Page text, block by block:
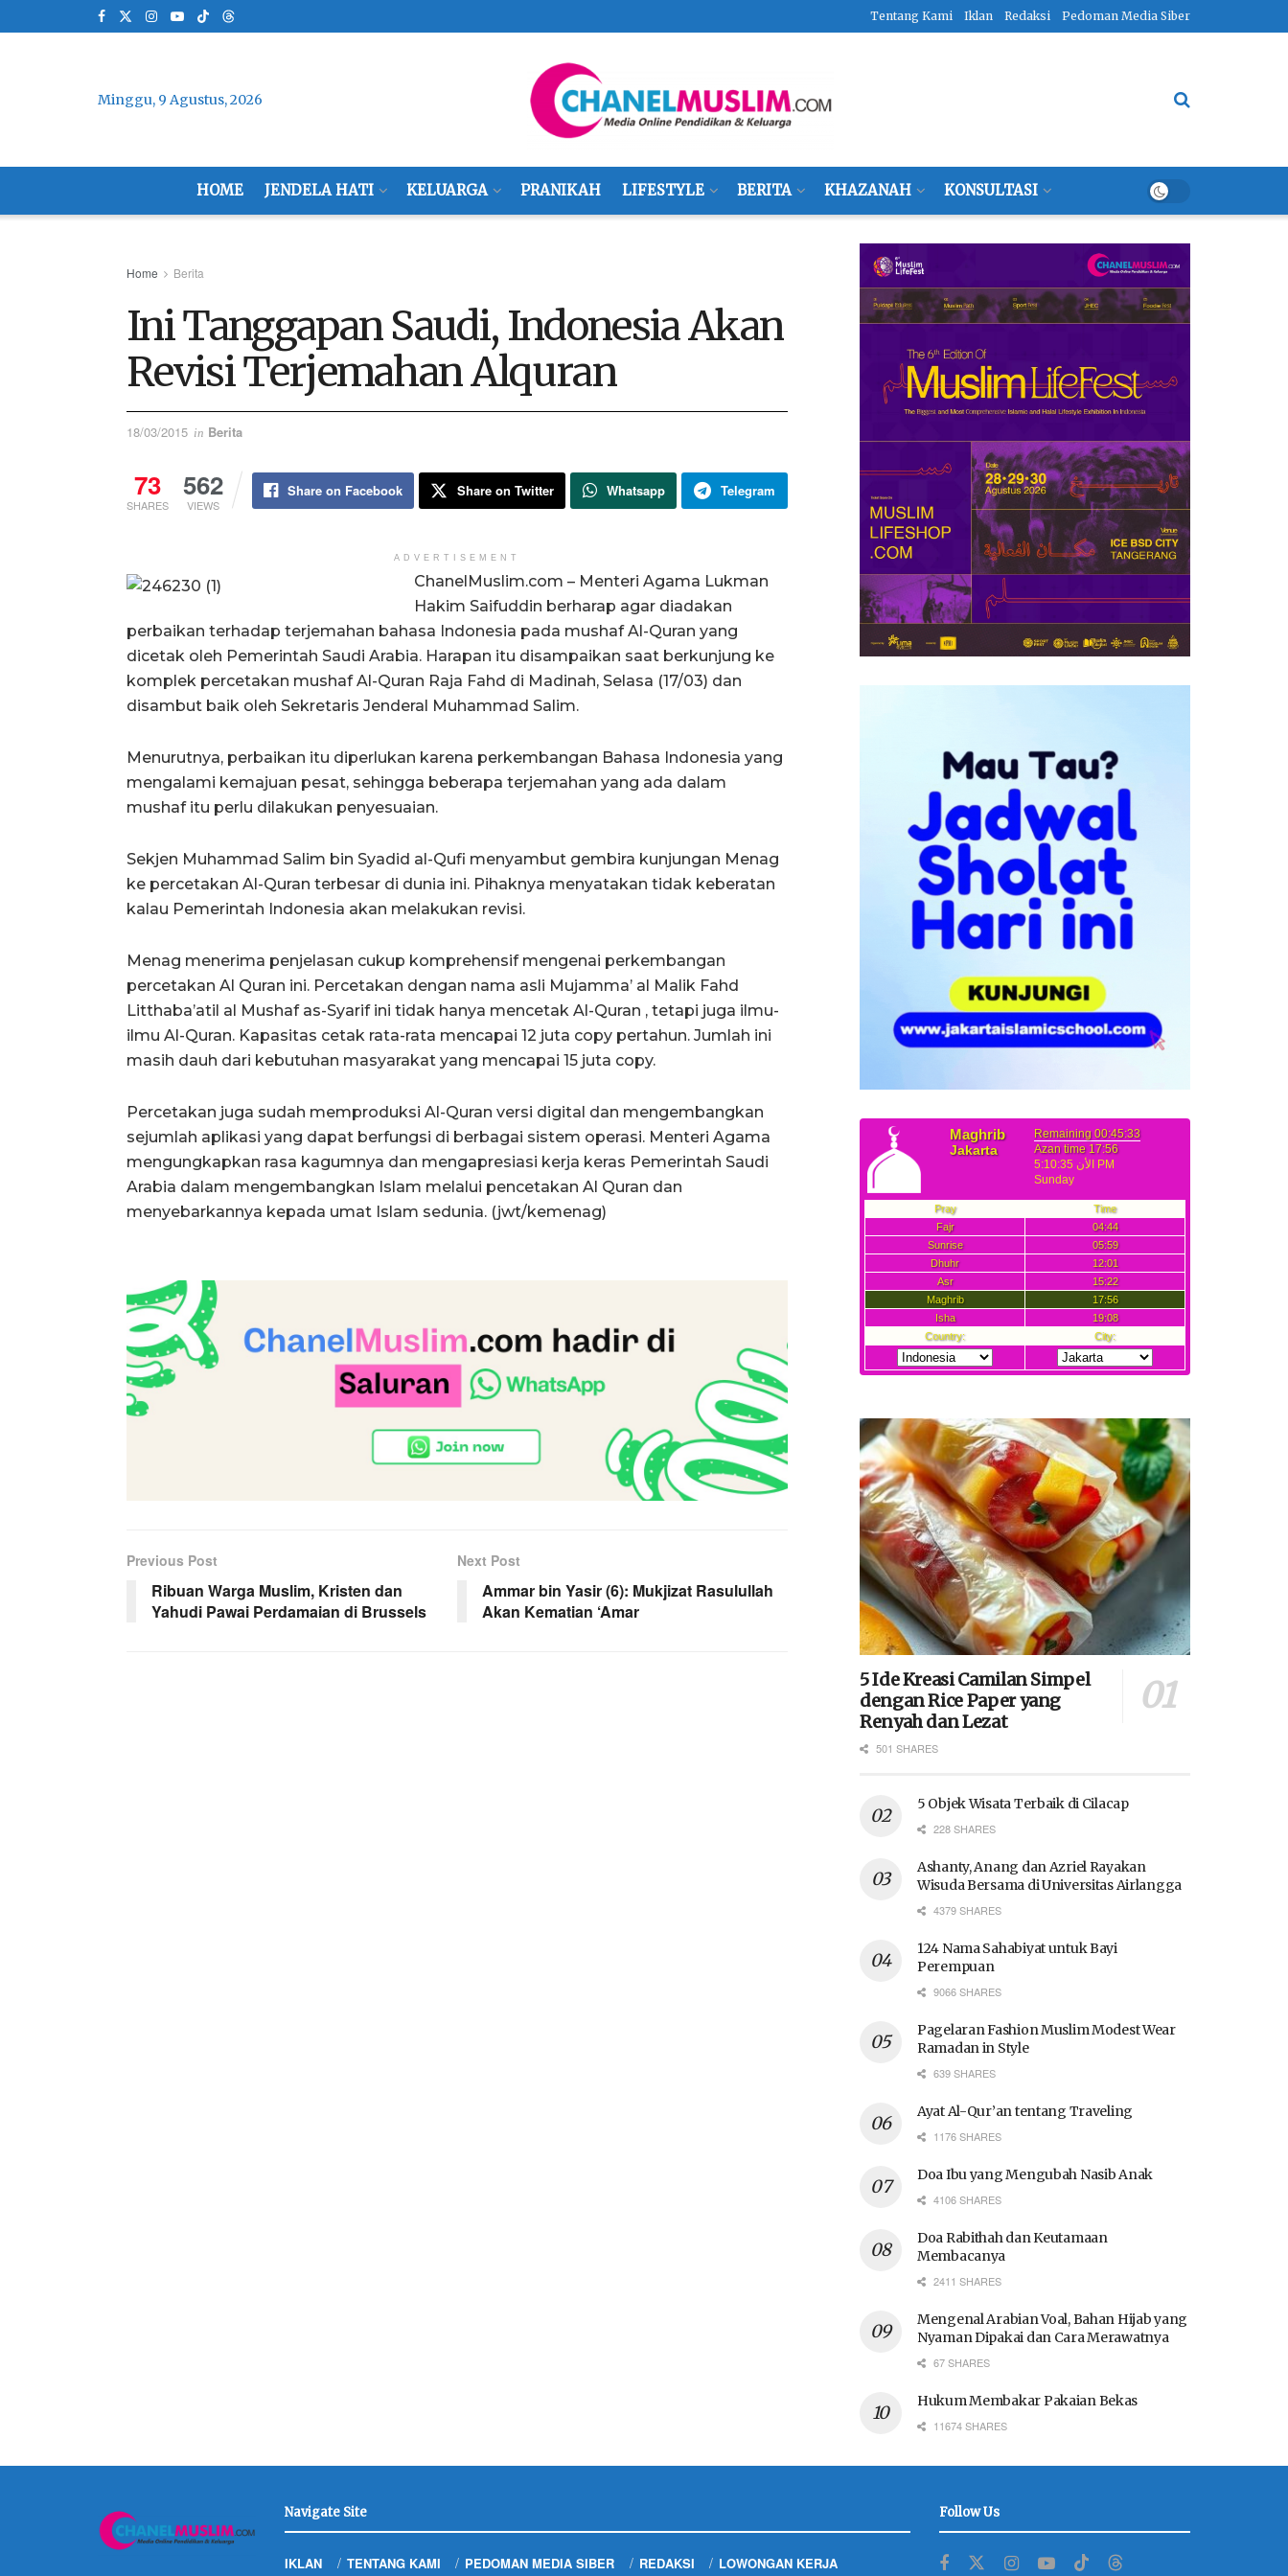
Tentang Kami Iklan Redaksi Pedoman Media Siber
Minggu, 9 Agustus, 2026
HOME JENDELA HATI KELUARGA PRANIKAH LIFESTYLE BERITA KHAZANAH KONSULTASI
Home Berita
Ini Tanggapan Saudi, Indonesia Akan
Revisi Terjemahan Alquran
18/03/2015 in Berita
73
SHARES
562
VIEWS
Share on Facebook Share on Twitter Whatsapp Telegram
ADVERTISEMENT
ChanelMuslim.com – Menteri Agama Lukman
Hakim Saifuddin berharap agar diadakan
perbaikan terhadap terjemahan bahasa Indonesia pada mushaf Al-Quran yang
dicetak oleh Pemerintah Saudi Arabia. Harapan itu disampaikan saat berkunjung ke
komplek percetakan mushaf Al-Quran Raja Fahd di Madinah, Selasa (17/03) dan
disambut baik oleh Sekretaris Jenderal Muhammad Salim.
Menurutnya, perbaikan itu diperlukan karena perkembangan Bahasa Indonesia yang
mengalami kemajuan pesat, sehingga beberapa terjemahan yang ada dalam
mushaf itu perlu dilakukan penyesuaian.
Sekjen Muhammad Salim bin Syadid al-Qufi menyambut gembira kunjungan Menag
ke percetakan Al-Quran terbesar di dunia ini. Pihaknya menyatakan tidak keberatan
kalau Pemerintah Indonesia akan melakukan revisi.
Menag menerima penjelasan cukup komprehensif mengenai perkembangan
percetakan Al Quran ini. Percetakan dengan nama asli Mujamma’ al Malik Fahd
Litthaba’atil al Mushaf as-Syarif ini tidak hanya mencetak Al-Quran , tetapi juga ilmu-
ilmu Al-Quran. Kapasitas cetak rata-rata mencapai 12 juta copy pertahun. Jumlah ini
masih dauh dari kebutuhan masyarakat yang mencapai 15 juta copy.
Percetakan juga sudah memproduksi Al-Quran versi digital dan mengembangkan
sejumlah aplikasi yang dapat berfungsi di berbagai sistem operasi. Menteri Agama
mengungkapkan rasa kagumnya dan mengapresiasi kerja keras Pemerintah Saudi
Arabia dalam mengembangkan Islam melalui pencetakan Al Quran dan
menyebarkannya kepada umat Islam sedunia. (jwt/kemenag)
Previous Post
Ribuan Warga Muslim, Kristen dan
Yahudi Pawai Perdamaian di Brussels
Next Post
Ammar bin Yasir (6): Mukjizat Rasulullah
Akan Kematian ‘Amar
5 Ide Kreasi Camilan Simpel
dengan Rice Paper yang
Renyah dan Lezat
501 SHARES
5 Objek Wisata Terbaik di Cilacap
228 SHARES
Ashanty, Anang dan Azriel Rayakan
Wisuda Bersama di Universitas Airlangga
4379 SHARES
124 Nama Sahabiyat untuk Bayi
Perempuan
9066 SHARES
Pagelaran Fashion Muslim Modest Wear
Ramadan in Style
639 SHARES
Ayat Al-Qur’an tentang Traveling
1176 SHARES
Doa Ibu yang Mengubah Nasib Anak
4106 SHARES
Doa Rabithah dan Keutamaan
Membacanya
2411 SHARES
Mengenal Arabian Voal, Bahan Hijab yang
Nyaman Dipakai dan Cara Merawatnya
67 SHARES
Hukum Membakar Pakaian Bekas
11674 SHARES
Navigate Site
IKLAN TENTANG KAMI PEDOMAN MEDIA SIBER REDAKSI LOWONGAN KERJA
Follow Us